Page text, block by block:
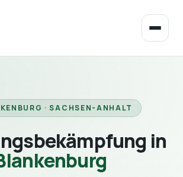
· SACHSEN-ANHALT
in